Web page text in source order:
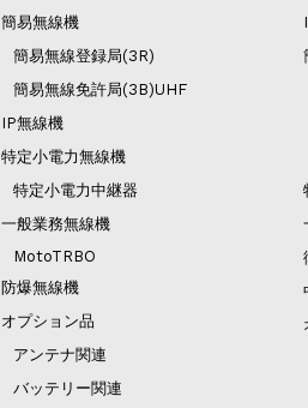
簡易無線機
簡易無線登録局(3R)
簡易無線免許局(3B)UHF
IP無線機
特定小電力無線機
特定小電力中継器
一般業務無線機
MotoTRBO
防爆無線機
オプション品
アンテナ関連
バッテリー関連